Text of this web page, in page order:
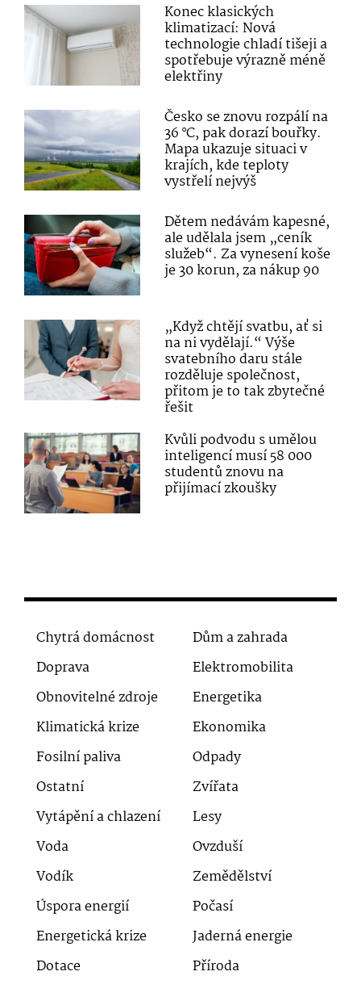
Konec klasických
klimatizací: Nová
technologie chladí tišeji a
spotřebuje výrazně méně
elektřiny
Česko se znovu rozpálí na
36 °C, pak dorazí bouřky.
Mapa ukazuje situaci v
krajích, kde teploty
vystřelí nejvýš
Dětem nedávám kapesné,
ale udělala jsem „ceník
služeb“. Za vynesení koše
je 30 korun, za nákup 90
„Když chtějí svatbu, ať si
na ni vydělají.“ Výše
svatebního daru stále
rozděluje společnost,
přitom je to tak zbytečné
řešit
Kvůli podvodu s umělou
inteligencí musí 58 000
studentů znovu na
přijímací zkoušky
Chytrá domácnost
Dům a zahrada
Doprava
Elektromobilita
Obnovitelné zdroje
Energetika
Klimatická krize
Ekonomika
Fosilní paliva
Odpady
Ostatní
Zvířata
Vytápění a chlazení
Lesy
Voda
Ovzduší
Vodík
Zemědělství
Úspora energií
Počasí
Energetická krize
Jaderná energie
Dotace
Příroda